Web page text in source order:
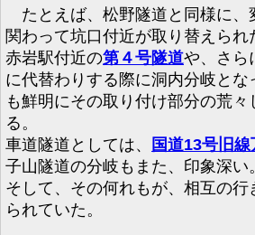
たとえば、松野隧道と同様に、
関わって坑口付近が取り替えら
赤岩駅付近の第４号隧道や、さら
に代替わりする際に洞内分岐とな
も鮮明にその取り付け部分の荒
る。
車道隧道としては、
国道13号旧
子山隧道の分岐もまた、印象深い。
そして、その何れもが、相互の
られていた。